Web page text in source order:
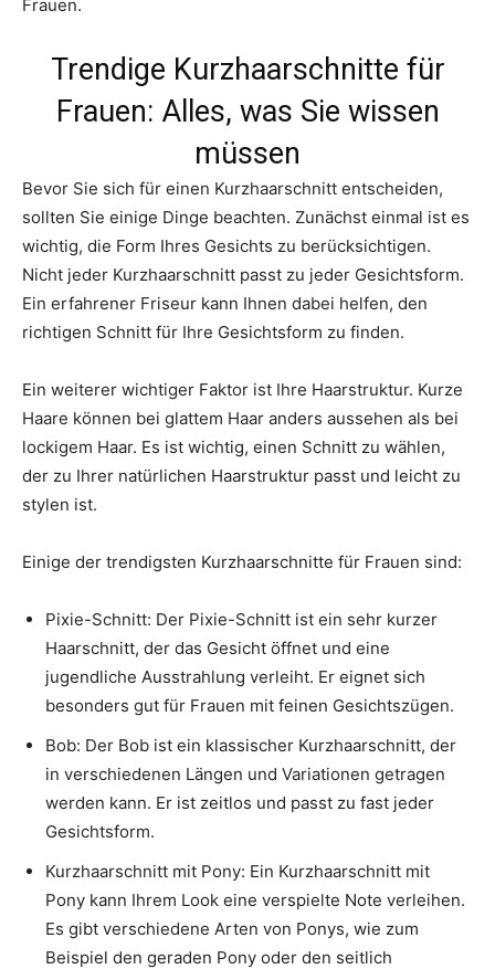
Frauen.
Trendige Kurzhaarschnitte für
Frauen: Alles, was Sie wissen
müssen
Bevor Sie sich für einen Kurzhaarschnitt entscheiden,
sollten Sie einige Dinge beachten. Zunächst einmal ist es
wichtig, die Form Ihres Gesichts zu berücksichtigen.
Nicht jeder Kurzhaarschnitt passt zu jeder Gesichtsform.
Ein erfahrener Friseur kann Ihnen dabei helfen, den
richtigen Schnitt für Ihre Gesichtsform zu finden.
Ein weiterer wichtiger Faktor ist Ihre Haarstruktur. Kurze
Haare können bei glattem Haar anders aussehen als bei
lockigem Haar. Es ist wichtig, einen Schnitt zu wählen,
der zu Ihrer natürlichen Haarstruktur passt und leicht zu
stylen ist.
Einige der trendigsten Kurzhaarschnitte für Frauen sind:
Pixie-Schnitt: Der Pixie-Schnitt ist ein sehr kurzer
Haarschnitt, der das Gesicht öffnet und eine
jugendliche Ausstrahlung verleiht. Er eignet sich
besonders gut für Frauen mit feinen Gesichtszügen.
Bob: Der Bob ist ein klassischer Kurzhaarschnitt, der
in verschiedenen Längen und Variationen getragen
werden kann. Er ist zeitlos und passt zu fast jeder
Gesichtsform.
Kurzhaarschnitt mit Pony: Ein Kurzhaarschnitt mit
Pony kann Ihrem Look eine verspielte Note verleihen.
Es gibt verschiedene Arten von Ponys, wie zum
Beispiel den geraden Pony oder den seitlich